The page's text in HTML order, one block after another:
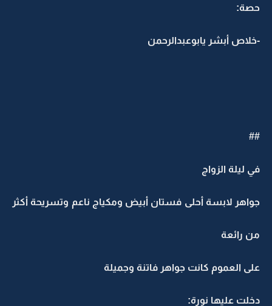
حصة:
-خلاص أبشر يابوعبدالرحمن
##‏
في ليلة الزواج
جواهر لابسة أحلى فستان أبيض ومكياج ناعم وتسريحة أكثر
من رائعة
على العموم كانت جواهر فاتنة وجميلة
دخلت عليها نورة: